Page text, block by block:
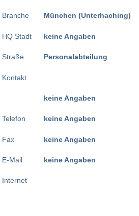
Branche
HQ Stadt
Straße
Kontakt
Telefon
Fax
E-Mail
Internet
München (Unterhaching)
keine Angaben
Personalabteilung
keine Angaben
keine Angaben
keine Angaben
keine Angaben